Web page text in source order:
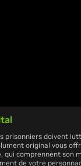
prisonniers doivent
original vous
comprennent son
de votre